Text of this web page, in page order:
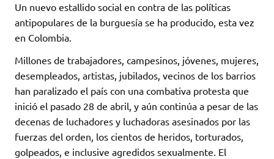
Un nuevo estallido social en contra de las políticas
antipopulares de la burguesía se ha producido, esta vez
en Colombia.
Millones de trabajadores, campesinos, jóvenes, mujeres,
desempleados, artistas, jubilados, vecinos de los barrios
han paralizado el país con una combativa protesta que
inició el pasado 28 de abril, y aún continúa a pesar de las
decenas de luchadores y luchadoras asesinados por las
fuerzas del orden, los cientos de heridos, torturados,
golpeados, e inclusive agredidos sexualmente. El